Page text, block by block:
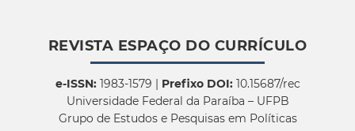
REVISTA ESPAÇO DO CURRÍCULO
e-ISSN:1983-1579 | Prefixo DOI:10.15687/rec
Universidade Federal da Paraíba – UFPB
Grupo de Estudos e Pesquisas em Políticas